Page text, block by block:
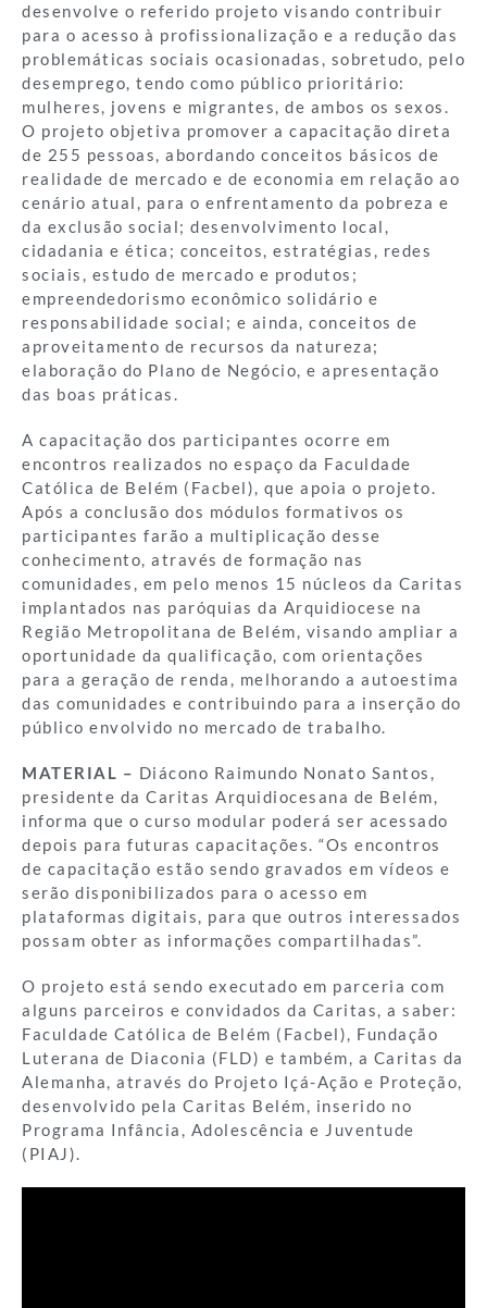
desenvolve o referido projeto visando contribuir
para o acesso à profissionalização e a redução das
problemáticas sociais ocasionadas, sobretudo, pelo
desemprego, tendo como público prioritário:
mulheres, jovens e migrantes, de ambos os sexos.
O projeto objetiva promover a capacitação direta
de 255 pessoas, abordando conceitos básicos de
realidade de mercado e de economia em relação ao
cenário atual, para o enfrentamento da pobreza e
da exclusão social; desenvolvimento local,
cidadania e ética; conceitos, estratégias, redes
sociais, estudo de mercado e produtos;
empreendedorismo econômico solidário e
responsabilidade social; e ainda, conceitos de
aproveitamento de recursos da natureza;
elaboração do Plano de Negócio, e apresentação
das boas práticas.
A capacitação dos participantes ocorre em
encontros realizados no espaço da Faculdade
Católica de Belém (Facbel), que apoia o projeto.
Após a conclusão dos módulos formativos os
participantes farão a multiplicação desse
conhecimento, através de formação nas
comunidades, em pelo menos 15 núcleos da Caritas
implantados nas paróquias da Arquidiocese na
Região Metropolitana de Belém, visando ampliar a
oportunidade da qualificação, com orientações
para a geração de renda, melhorando a autoestima
das comunidades e contribuindo para a inserção do
público envolvido no mercado de trabalho.
MATERIAL – Diácono Raimundo Nonato Santos,
presidente da Caritas Arquidiocesana de Belém,
informa que o curso modular poderá ser acessado
depois para futuras capacitações. “Os encontros
de capacitação estão sendo gravados em vídeos e
serão disponibilizados para o acesso em
plataformas digitais, para que outros interessados
possam obter as informações compartilhadas”.
O projeto está sendo executado em parceria com
alguns parceiros e convidados da Caritas, a saber:
Faculdade Católica de Belém (Facbel), Fundação
Luterana de Diaconia (FLD) e também, a Caritas da
Alemanha, através do Projeto Içá-Ação e Proteção,
desenvolvido pela Caritas Belém, inserido no
Programa Infância, Adolescência e Juventude
(PIAJ).